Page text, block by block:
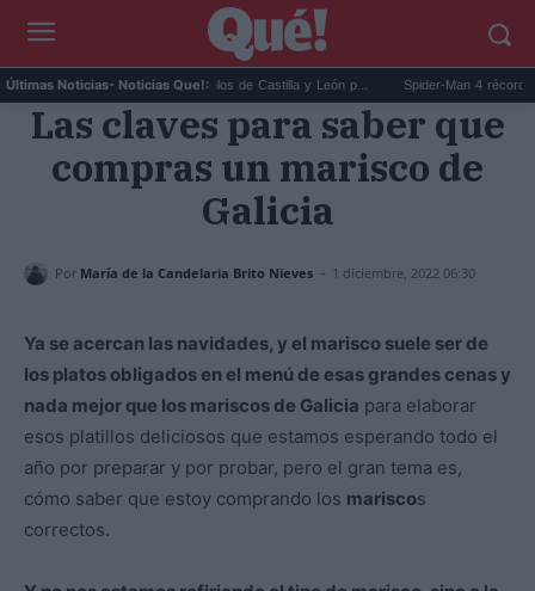
Últimas Noticias- Noticias Que!:
Eclipse solar: los 10 pueblos de Castilla y León p... Spider-Man 4 récord
Las claves para saber que
compras un marisco de
Galicia
Por María de la Candelaria Brito Nieves - 1 diciembre, 2022 06:30
Ya se acercan las navidades, y el marisco suele ser de
los platos obligados en el menú de esas grandes cenas y
nada mejor que los mariscos de Galicia para elaborar
esos platillos deliciosos que estamos esperando todo el
año por preparar y por probar, pero el gran tema es,
cómo saber que estoy comprando los mariscos
correctos.